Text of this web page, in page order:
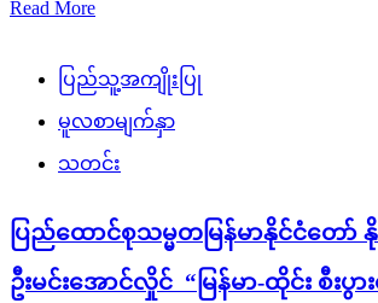
Read More
ပြည်သူ့အကျိုးပြု
မူလစာမျက်နှာ
သတင်း
ပြည်ထောင်စုသမ္မတမြန်မာနိုင်ငံတော်
ဦးမင်းအောင်လှိုင် “မြန်မာ-ထိုင်း စီးပွာ